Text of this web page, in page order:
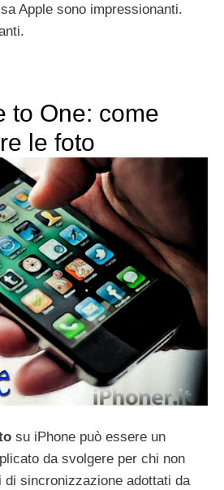
Apple sono impressionanti.
to One: come
le foto
su iPhone può essere un
da svolgere per chi non
sincronizzazione adottati da